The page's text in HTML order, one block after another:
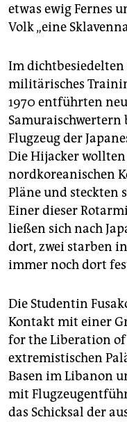
etwas ewig Fernes
Volk „eine
Im dichtbesiedelten
militärisches
1970 entführten
Flugzeug der
Die Hijacker
nordkoreanischen
Pläne und steckten
Einer dieser
ließen sich nach
dort, zwei starben
immer noch dort
Die Studentin
Kontakt mit einer
for the Liberation of
extremistischen
Basen im Libanon
mit
das Schicksal der